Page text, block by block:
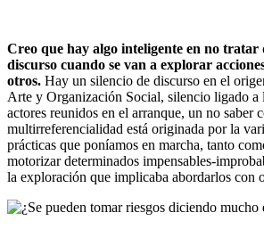
Creo que hay algo inteligente en no tratar
discurso cuando se van a explorar
otros. Hay un silencio de discurso en el
Arte y Organización Social, silencio ligado a
actores reunidos en el arranque, un no saber
multirreferencialidad está originada por la
prácticas que poníamos en marcha, tanto
motorizar determinados impensables-
la exploración que implicaba abordarlos con